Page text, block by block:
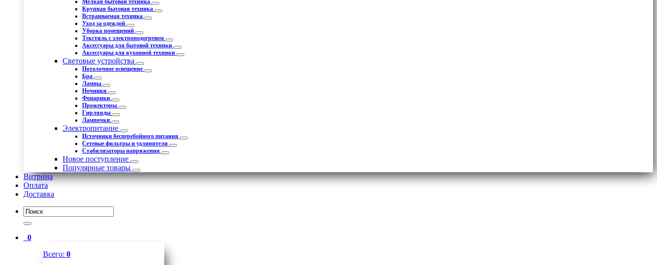
Мелкая бытовая техника
Крупная бытовая техника
Встраиваемая техника
Уход за одеждой
Уборка помещений
Текстиль с электроподогревом
Аксессуары для бытовой техники
Аксессуары для кухонной техники
Световые устройства
Потолочное освещение
Бра
Лампы
Ночники
Фонарики
Прожекторы
Гирлянды
Лампочки
Электропитание
Источники бесперебойного питания
Сетевые фильтры и удлинители
Стабилизаторы напряжения
Новое поступление
Популярные товары
Витрина
Оплата
Доставка
0
Всего: 0